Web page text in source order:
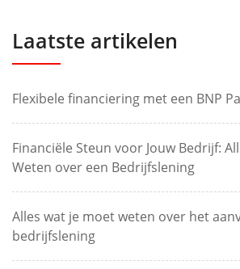
Laatste artikelen
Flexibele financiering met een BNP
Financiële Steun voor Jouw Bedrijf:
Weten over een Bedrijfslening
Alles wat je moet weten over het
bedrijfslening